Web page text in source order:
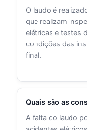
O laudo é
que realizam
elétricas e testes
condições das
final.
Quais são as
A falta do laudo